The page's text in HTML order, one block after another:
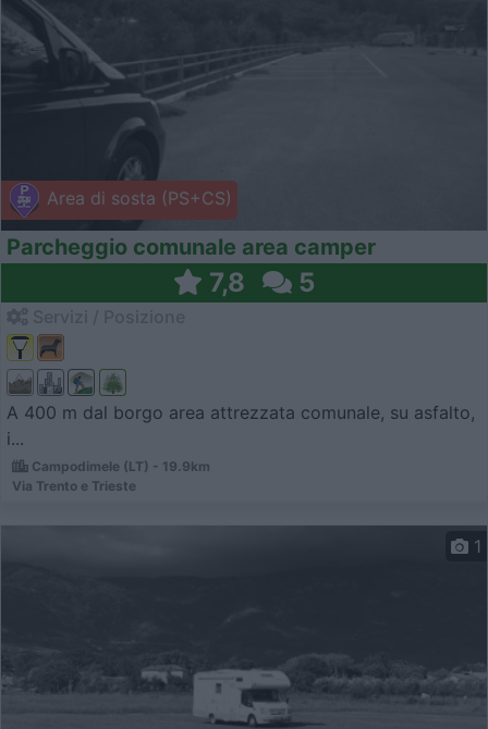
Area di sosta (PS+CS)
Parcheggio comunale area camper
7,8 5
A 400 m dal borgo area attrezzata comunale, su asfalto,
i...
Campodimele (LT) - 19.9km
Via Trento e Trieste
1